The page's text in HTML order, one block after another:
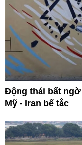
Động thái bất ngờ
Mỹ - Iran bế tắc